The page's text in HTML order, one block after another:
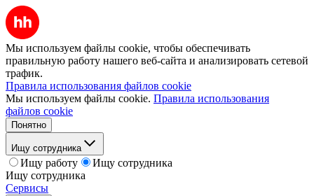
Мы используем файлы cookie, чтобы обеспечивать
правильную работу нашего веб-сайта и анализировать сетевой
трафик.
Правила использования файлов cookie
Мы используем файлы cookie. Правила использования
файлов cookie
Понятно
Ищу сотрудника
Ищу работу
Ищу сотрудника
Ищу сотрудника
Сервисы